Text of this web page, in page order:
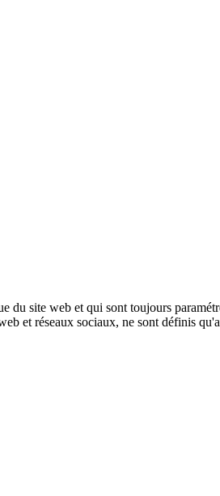
du site web et qui sont toujours
et réseaux sociaux, ne sont définis